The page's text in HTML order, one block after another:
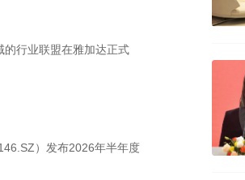
电视）领域的行业联盟在雅加达正式
（300146.SZ）发布2026年半年度